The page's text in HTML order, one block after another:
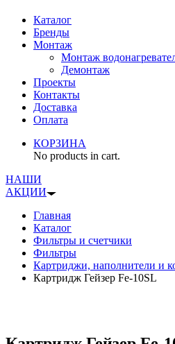
Каталог
Бренды
Монтаж
Монтаж
Демонтаж
Проекты
Контакты
Доставка
Оплата
КОРЗИНА
No products in cart.
НАШИ
АКЦИИ
Главная
Каталог
Фильтры и счетчики
Фильтры
Картриджи, наполнители и
Картридж Гейзер Fe-10SL